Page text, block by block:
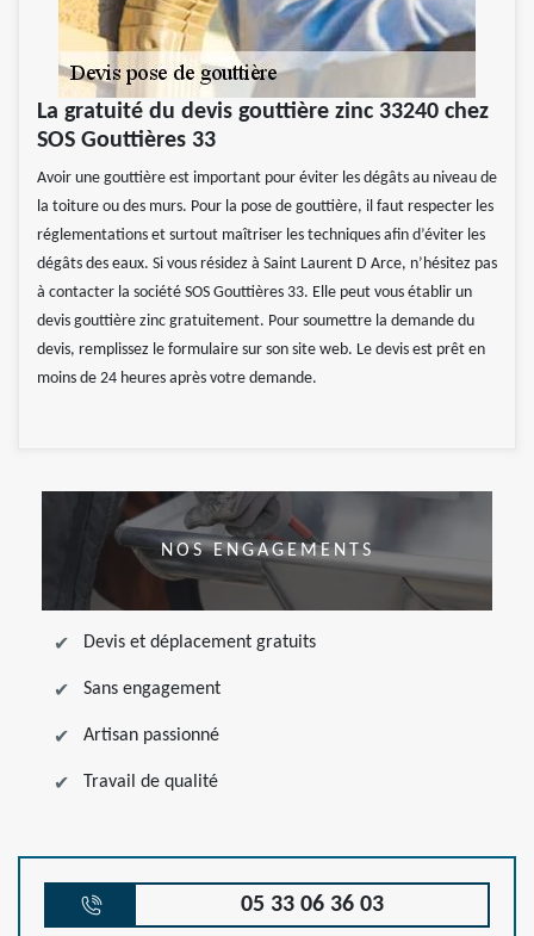
La gratuité du devis gouttière zinc 33240 chez
SOS Gouttières 33
Avoir une gouttière est important pour éviter les dégâts au niveau de
la toiture ou des murs. Pour la pose de gouttière, il faut respecter les
réglementations et surtout maîtriser les techniques afin d’éviter les
dégâts des eaux. Si vous résidez à Saint Laurent D Arce, n’hésitez pas
à contacter la société SOS Gouttières 33. Elle peut vous établir un
devis gouttière zinc gratuitement. Pour soumettre la demande du
devis, remplissez le formulaire sur son site web. Le devis est prêt en
moins de 24 heures après votre demande.
NOS ENGAGEMENTS
Devis et déplacement gratuits
Sans engagement
Artisan passionné
Travail de qualité
05 33 06 36 03